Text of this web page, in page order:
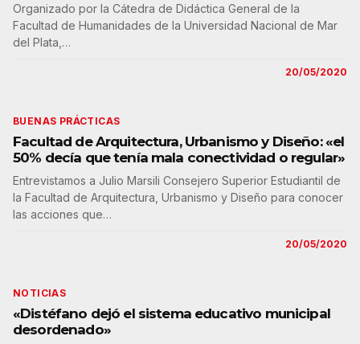
Organizado por la Cátedra de Didáctica General de la
Facultad de Humanidades de la Universidad Nacional de Mar
del Plata,…
20/05/2020
BUENAS PRÁCTICAS
Facultad de Arquitectura, Urbanismo y Diseño: «el
50% decía que tenía mala conectividad o regular»
Entrevistamos a Julio Marsili Consejero Superior Estudiantil de
la Facultad de Arquitectura, Urbanismo y Diseño para conocer
las acciones que…
20/05/2020
NOTICIAS
«Distéfano dejó el sistema educativo municipal
desordenado»